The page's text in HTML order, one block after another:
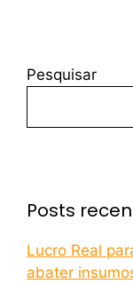
Pesquisar
Posts
Lucro Real
abater